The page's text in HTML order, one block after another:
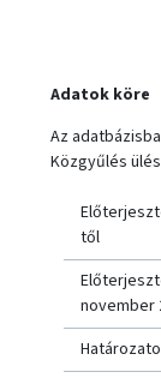
Adatok köre
Az
Közgyűlés
től
november